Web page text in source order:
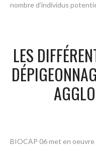
nombre d’individus
LES
BIOCAP 06 met en